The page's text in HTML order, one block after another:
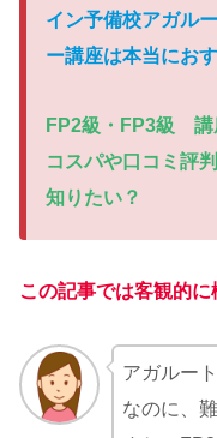
イン予備校アガル
ー講座は本当にお
FP2級・FP3級 講
コスパや口コミ評
知りたい？
この記事では客観的に
アガルー
なのに、